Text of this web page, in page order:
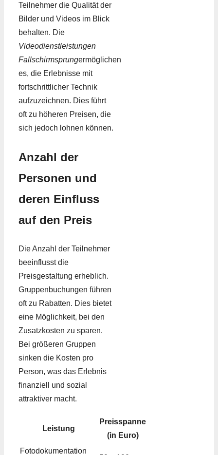
Teilnehmer die Qualität der
Bilder und Videos im Blick
behalten. Die
Videodienstleistungen
Fallschirmsprungermöglichen
es, die Erlebnisse mit
fortschrittlicher Technik
aufzuzeichnen. Dies führt
oft zu höheren Preisen, die
sich jedoch lohnen können.
Anzahl der
Personen und
deren Einfluss
auf den Preis
Die Anzahl der Teilnehmer
beeinflusst die
Preisgestaltung erheblich.
Gruppenbuchungen führen
oft zu Rabatten. Dies bietet
eine Möglichkeit, bei den
Zusatzkosten zu sparen.
Bei größeren Gruppen
sinken die Kosten pro
Person, was das Erlebnis
finanziell und sozial
attraktiver macht.
Leistung
Preisspanne
(in Euro)
Fotodokumentation